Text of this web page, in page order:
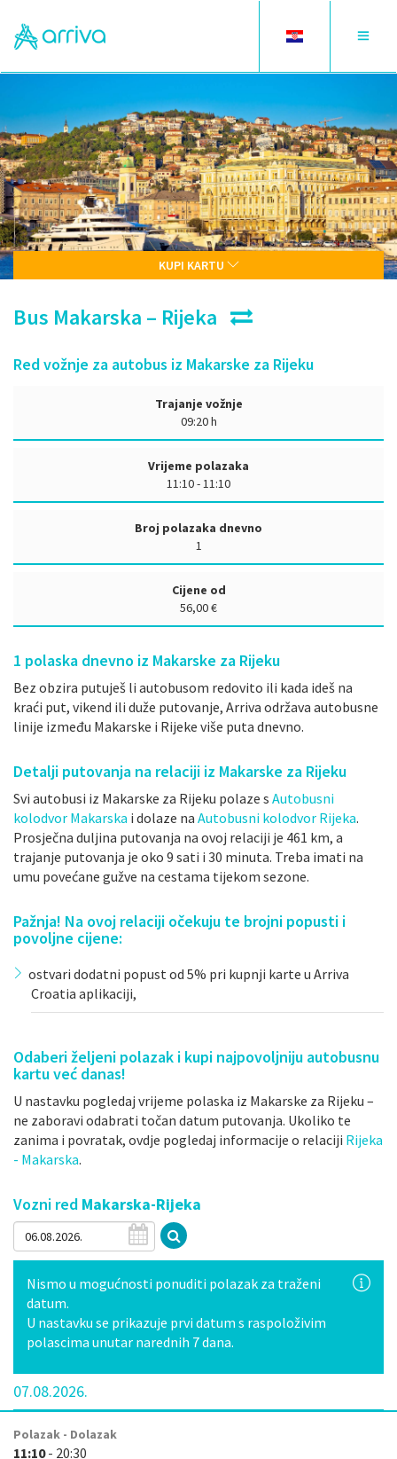
Toggle
Toggle
KUPI KARTU
Bus Makarska – Rijeka
Red vožnje za autobus iz Makarske za Rijeku
Trajanje vožnje
09:20 h
Vrijeme polazaka
11:10 - 11:10
Broj polazaka dnevno
1
Cijene od
56,00 €
1 polaska dnevno iz Makarske za Rijeku
Bez obzira putuješ li autobusom redovito ili kada ideš na
kraći put, vikend ili duže putovanje, Arriva održava autobusne
linije između Makarske i Rijeke više puta dnevno.
Detalji putovanja na relaciji iz Makarske za Rijeku
Svi autobusi iz Makarske za Rijeku polaze s Autobusni
kolodvor Makarska i dolaze na Autobusni kolodvor Rijeka.
Prosječna duljina putovanja na ovoj relaciji je 461 km, a
trajanje putovanja je oko 9 sati i 30 minuta. Treba imati na
umu povećane gužve na cestama tijekom sezone.
Pažnja! Na ovoj relaciji očekuju te brojni popusti i
povoljne cijene:
ostvari dodatni popust od 5% pri kupnji karte u Arriva
Croatia aplikaciji,
Odaberi željeni polazak i kupi najpovoljniju autobusnu
kartu već danas!
U nastavku pogledaj vrijeme polaska iz Makarske za Rijeku –
ne zaboravi odabrati točan datum putovanja. Ukoliko te
zanima i povratak, ovdje pogledaj informacije o relaciji Rijeka
- Makarska.
Vozni red Makarska-Rijeka
Nismo u mogućnosti ponuditi polazak za traženi
datum.
U nastavku se prikazuje prvi datum s raspoloživim
polascima unutar narednih 7 dana.
07.08.2026.
Polazak - Dolazak
11:10- 20:30